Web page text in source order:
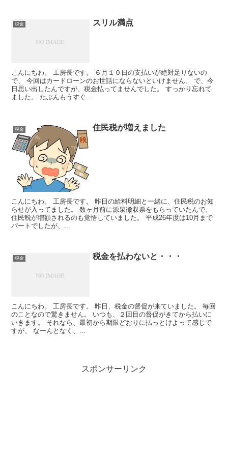
税金 スリル満点
こんにちわ。 工房長です。 ６月１０日の支払いが絶対足りないの
で、 今回はカードローンのお世話にならないといけません。 で、今
日思い出したんですが、税金払ってませんでした。 すっかり忘れて
ました。 たぶんもうすぐ...
税金 住民税が増えました
こんにちわ。 工房長です。 昨日の給料明細と一緒に、住民税のお知
らせが入ってました。 数ヶ月前に源泉徴収票をもらっていたんで、
住民税が増額されるのも覚悟していました。 平成26年度は10月まで
パートでしたが、...
税金 税金を払わないと・・・
こんにちわ。 工房長です。 昨日、税金の督促が来ていました。 毎回
のことなので驚きません。 いつも、２回目の督促がきてから払いに
いきます。 それなら、最初から期限どおりに払っとけよって感じで
すが、 なーんとなく、...
スポンサーリンク